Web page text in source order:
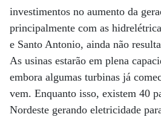
investimentos no aumento da
principalmente com as
e Santo Antonio, ainda não
As usinas estarão em plena
embora algumas turbinas já
vem. Enquanto isso, existem 40
Nordeste gerando eletricidade